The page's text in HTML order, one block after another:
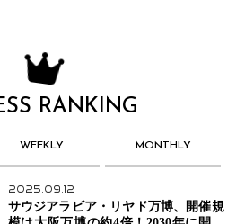
RANKING
WEEKLY MONTHLY
2025.09.12
サウジアラビア・リヤド万博、開催規